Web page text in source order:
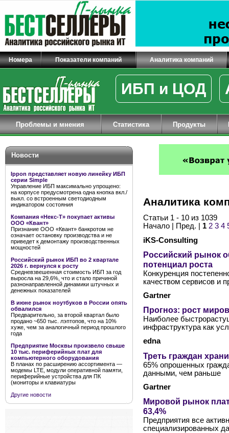
Номера Показатели компаний Аналитика компаний
ИБП и ЦОД
Проблемы и мнения Статистика Продукты
Новости
Ippon представляет новую линейку ИБП
серии Simple
Управление ИБП максимально упрощено:
на корпусе предусмотрена одна кнопка вкл./
выкл. со встроенным светодиодным
индикатором состояния
Компания «Некс-Т» покупает активы
ООО «Квант»
Признание ООО «Квант» банкротом не
означает остановку производства и не
приведет к демонтажу производственных
мощностей
Российский рынок ИБП во 2 квартале
2026 г. вернулся к росту
Средневзвешенная стоимость ИБП за год
выросла на 29,6%, что и стало причиной
разнонаправленной динамики штучных и
денежных показателей
В июне рынок ноутбуков в России опять
обвалился
Предварительно, за второй квартал было
продано ~650 тыс. лэптопов, что на 10%
хуже, чем за аналогичный период прошлого
года
Предприятие Москвы произвело свыше
10 тыс. периферийных плат для
компьютерного оборудования
В планах по расширению ассортимента —
модемы LTE, модули оперативной памяти,
периферийные устройства для ПК
(мониторы и клавиатуры
Другие новости
Аналитика
Статьи 1 - 10 из 1039
Начало | Пред. | 1 2 3 4
iKS-Consulting
Российский рынок
потенциал роста
Конкуренция
качеством сервисов и
Gartner
Прогноз: рост
Наиболее
инфраструктура как
edna
Треть граждан
65% опрошенных
данными, чем раньше
Gartner
Мировой рынок
63,4%
Предприятия все
специализированных